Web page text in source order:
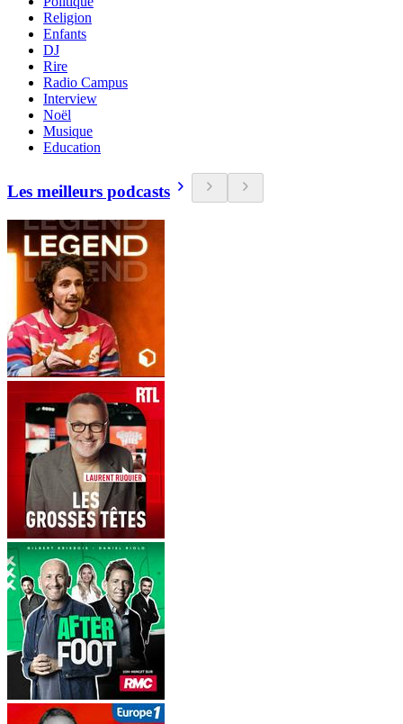
Religion
Enfants
DJ
Rire
Radio Campus
Interview
Noël
Musique
Education
Les meilleurs podcasts